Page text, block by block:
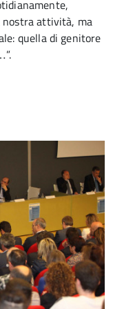
nostra attività, ma
quella di genitore